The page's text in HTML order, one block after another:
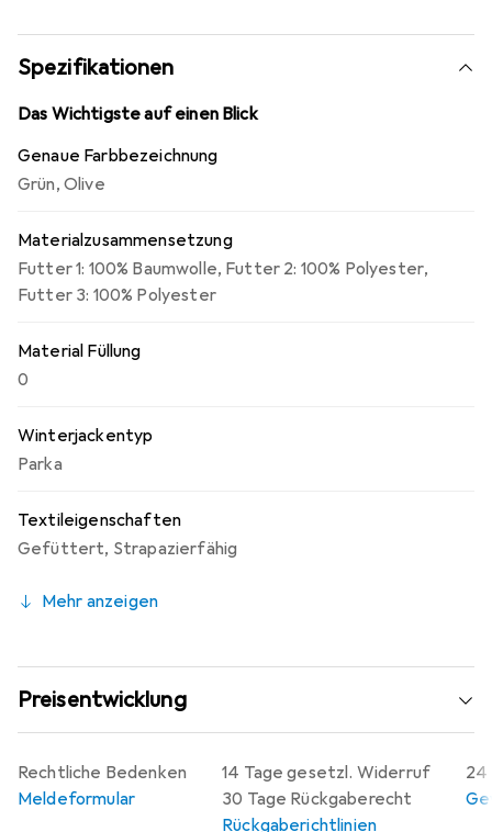
M65 Giant nicht nur funktional, sondern auch stilvoll. Die
zahlreichen geräumigen Taschen bieten ausreichend
Stauraum für persönliche Gegenstände, was sie zu einer
praktischen Wahl für den Alltag macht. Diese Jacke ist
legen.
Spezifikationen
Das Wichtigste auf einen Blick
Genaue Farbbezeichnung
Grün, Olive
Materialzusammensetzung
Futter 1: 100% Baumwolle, Futter 2: 100% Polyester,
Futter 3: 100% Polyester
Material Füllung
0
Winterjackentyp
Parka
Textileigenschaften
Gefüttert, Strapazierfähig
Mehr anzeigen
Preisentwicklung
14 Tage gesetzl. Widerruf
30 Tage Rückgaberecht
Rückgaberichtlinien
24
Rechtliche Bedenken
Meldeformular